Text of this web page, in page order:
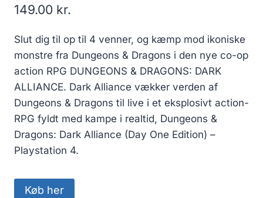
149.00 kr.
Slut dig til op til 4 venner, og kæmp mod ikoniske
monstre fra Dungeons & Dragons i den nye co-op
action RPG DUNGEONS & DRAGONS: DARK
ALLIANCE. Dark Alliance vækker verden af
Dungeons & Dragons til live i et eksplosivt action-
RPG fyldt med kampe i realtid, Dungeons &
Dragons: Dark Alliance (Day One Edition) –
Playstation 4.
Køb her